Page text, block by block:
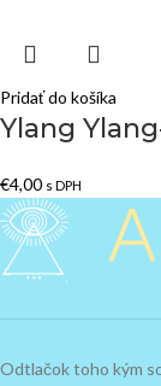
Pridať do košíka
Ylang
€4,00 s DPH
Odtlačok toho kým